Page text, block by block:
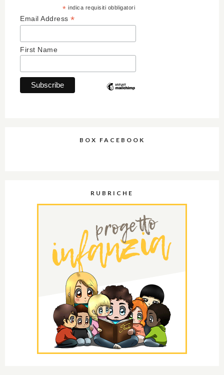
* indica requisiti obbligatori
Email Address *
First Name
BOX FACEBOOK
RUBRICHE